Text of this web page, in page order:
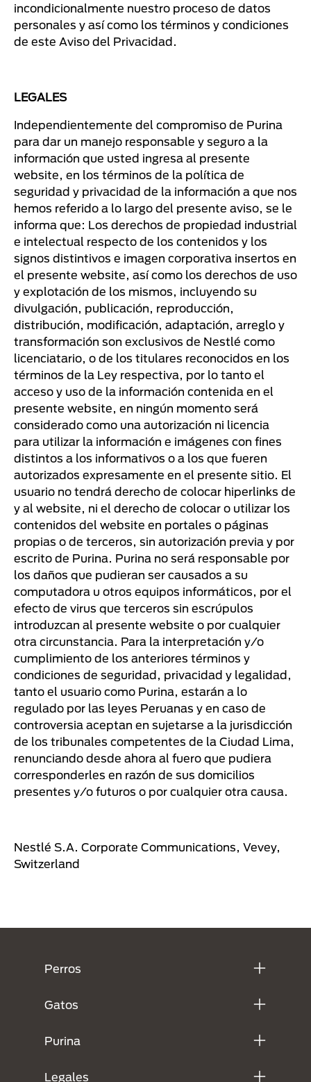
incondicionalmente nuestro proceso de datos
personales y así como los términos y condiciones
de este Aviso del Privacidad.
LEGALES
Independientemente del compromiso de Purina
para dar un manejo responsable y seguro a la
información que usted ingresa al presente
website, en los términos de la política de
seguridad y privacidad de la información a que nos
hemos referido a lo largo del presente aviso, se le
informa que: Los derechos de propiedad industrial
e intelectual respecto de los contenidos y los
signos distintivos e imagen corporativa insertos en
el presente website, así como los derechos de uso
y explotación de los mismos, incluyendo su
divulgación, publicación, reproducción,
distribución, modificación, adaptación, arreglo y
transformación son exclusivos de Nestlé como
licenciatario, o de los titulares reconocidos en los
términos de la Ley respectiva, por lo tanto el
acceso y uso de la información contenida en el
presente website, en ningún momento será
considerado como una autorización ni licencia
para utilizar la información e imágenes con fines
distintos a los informativos o a los que fueren
autorizados expresamente en el presente sitio. El
usuario no tendrá derecho de colocar hiperlinks de
y al website, ni el derecho de colocar o utilizar los
contenidos del website en portales o páginas
propias o de terceros, sin autorización previa y por
escrito de Purina. Purina no será responsable por
los daños que pudieran ser causados a su
computadora u otros equipos informáticos, por el
efecto de virus que terceros sin escrúpulos
introduzcan al presente website o por cualquier
otra circunstancia. Para la interpretación y/o
cumplimiento de los anteriores términos y
condiciones de seguridad, privacidad y legalidad,
tanto el usuario como Purina, estarán a lo
regulado por las leyes Peruanas y en caso de
controversia aceptan en sujetarse a la jurisdicción
de los tribunales competentes de la Ciudad Lima,
renunciando desde ahora al fuero que pudiera
corresponderles en razón de sus domicilios
presentes y/o futuros o por cualquier otra causa.
Nestlé S.A. Corporate Communications, Vevey,
Switzerland
Perros
Gatos
Purina
Legales